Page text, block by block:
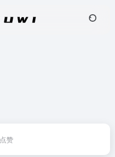
点赞